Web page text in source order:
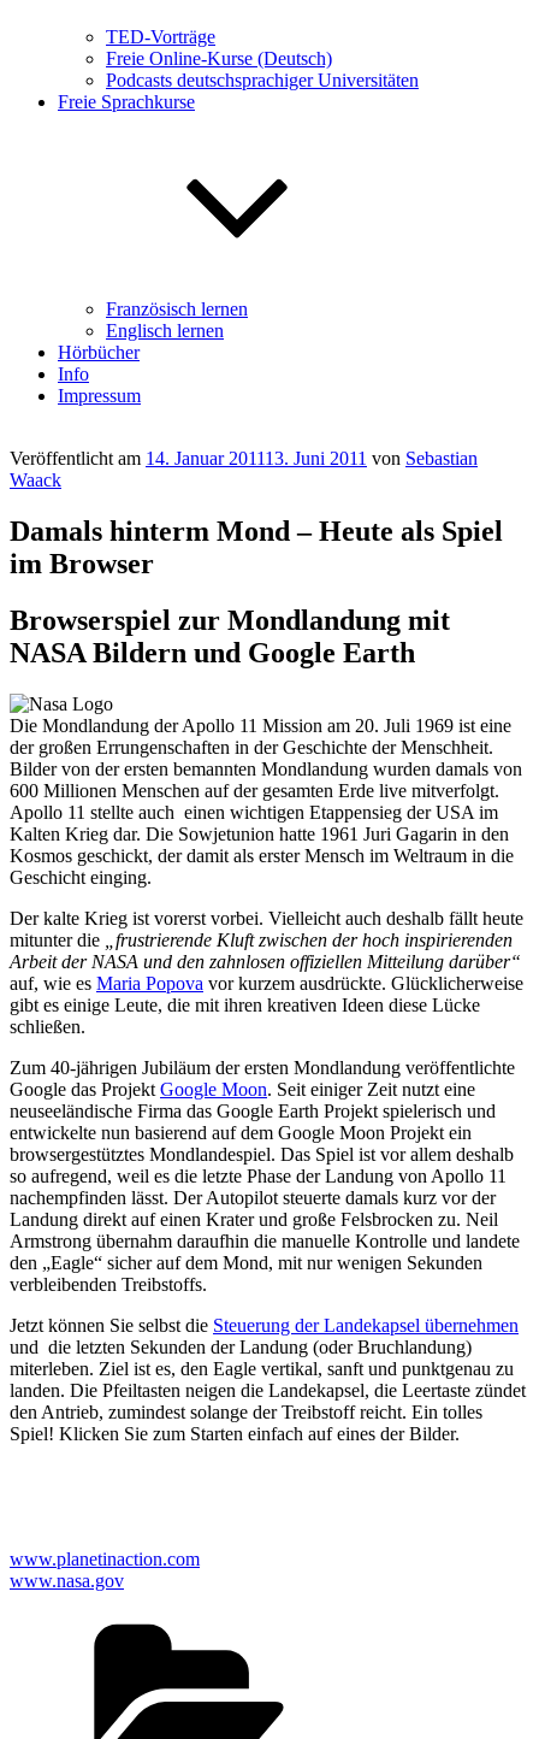
TED-Vorträge
Freie Online-Kurse (Deutsch)
Podcasts deutschsprachiger Universitäten
Freie Sprachkurse
Französisch lernen
Englisch lernen
Hörbücher
Info
Impressum
Veröffentlicht am 14. Januar 201113. Juni 2011 von Sebastian
Waack
Damals hinterm Mond – Heute als Spiel
im Browser
Browserspiel zur Mondlandung mit
NASA Bildern und Google Earth
Die Mondlandung der Apollo 11 Mission am 20. Juli 1969 ist eine
der großen Errungenschaften in der Geschichte der Menschheit.
Bilder von der ersten bemannten Mondlandung wurden damals von
600 Millionen Menschen auf der gesamten Erde live mitverfolgt.
Apollo 11 stellte auch einen wichtigen Etappensieg der USA im
Kalten Krieg dar. Die Sowjetunion hatte 1961 Juri Gagarin in den
Kosmos geschickt, der damit als erster Mensch im Weltraum in die
Geschicht einging.
Der kalte Krieg ist vorerst vorbei. Vielleicht auch deshalb fällt heute
mitunter die
„frustrierende Kluft zwischen der hoch inspirierenden
Arbeit der NASA und den zahnlosen offiziellen Mitteilung darüber“
auf, wie es Maria Popova vor kurzem ausdrückte. Glücklicherweise
gibt es einige Leute, die mit ihren kreativen Ideen diese Lücke
schließen.
Zum 40-jährigen Jubiläum der ersten Mondlandung veröffentlichte
Google das Projekt Google Moon. Seit einiger Zeit nutzt eine
neuseeländische Firma das Google Earth Projekt spielerisch und
entwickelte nun basierend auf dem Google Moon Projekt ein
browsergestütztes Mondlandespiel. Das Spiel ist vor allem deshalb
so aufregend, weil es die letzte Phase der Landung von Apollo 11
nachempfinden lässt. Der Autopilot steuerte damals kurz vor der
Landung direkt auf einen Krater und große Felsbrocken zu. Neil
Armstrong übernahm daraufhin die manuelle Kontrolle und landete
den „Eagle“ sicher auf dem Mond, mit nur wenigen Sekunden
verbleibenden Treibstoffs.
Jetzt können Sie selbst die Steuerung der Landekapsel übernehmen
und die letzten Sekunden der Landung (oder Bruchlandung)
miterleben. Ziel ist es, den Eagle vertikal, sanft und punktgenau zu
landen. Die Pfeiltasten neigen die Landekapsel, die Leertaste zündet
den Antrieb, zumindest solange der Treibstoff reicht. Ein tolles
Spiel! Klicken Sie zum Starten einfach auf eines der Bilder.
www.planetinaction.com
www.nasa.gov